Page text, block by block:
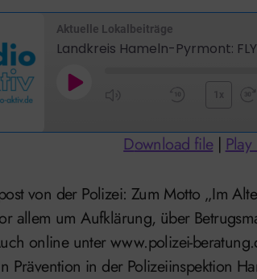
Aktuelle Lokalbeiträge
Landkreis Hameln-Pyrmont:
Play
Mute/Unmute
Episode
Rewind
10
Seconds
1x
Download file|
allem um Aufklärung, über
online unter www.polizei-
Prävention in der Polizeiinspektion